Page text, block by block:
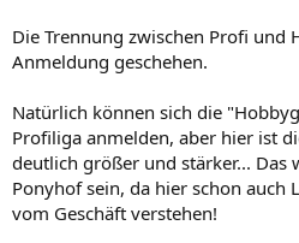
Die Trennung zwischen Profi und
Anmeldung geschehen.
Natürlich können sich die
Profiliga anmelden, aber hier ist
deutlich größer und stärker... Das
Ponyhof sein, da hier schon auch
vom Geschäft verstehen!